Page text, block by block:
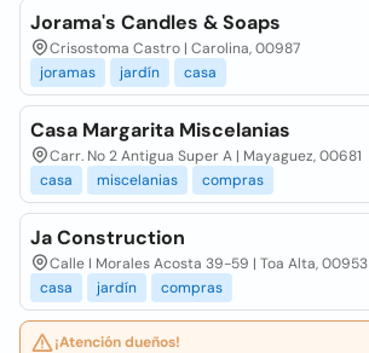
Jorama's Candles & Soaps
Crisostoma Castro | Carolina, 00987
joramas
jardín casa
Casa Margarita Miscelanias
Carr. No 2 Antigua Super A | Mayaguez, 00681
casa
miscelanias compras
Ja Construction
Calle I Morales Acosta 39-59 | Toa Alta, 00953
casa
jardín compras
¡Atención dueños!